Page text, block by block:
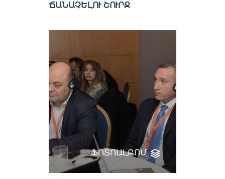
ՃԱՆԱՉԵԼՈՒ ՇՈՒՐՋ
ՖՈՏՈԱԼԲՈՄ